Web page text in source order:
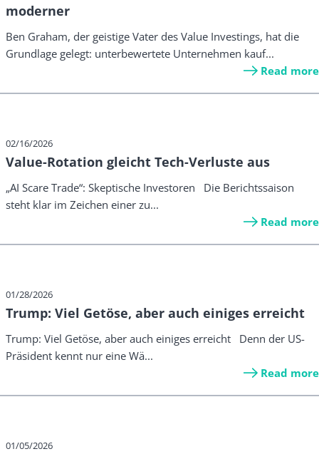
moderner
Ben Graham, der geistige Vater des Value Investings, hat die
Grundlage gelegt: unterbewertete Unternehmen kauf...
Read more
02/16/2026
Value-Rotation gleicht Tech-Verluste aus
„AI Scare Trade“: Skeptische Investoren Die Berichtssaison
steht klar im Zeichen einer zu...
Read more
01/28/2026
Trump: Viel Getöse, aber auch einiges erreicht
Trump: Viel Getöse, aber auch einiges erreicht Denn der US-
Präsident kennt nur eine Wä...
Read more
01/05/2026